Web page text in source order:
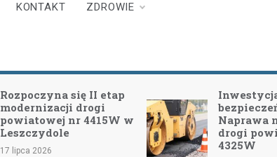
KONTAKT ZDROWIE
Rozpoczyna się II etap
modernizacji drogi
powiatowej nr 4415W w
Leszczydole
17 lipca 2026
Naprawa
drogi
4325W